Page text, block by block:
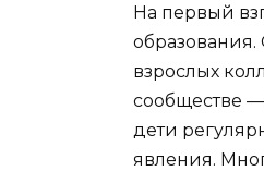
На первый
взрослых
сообществе
дети
явления.